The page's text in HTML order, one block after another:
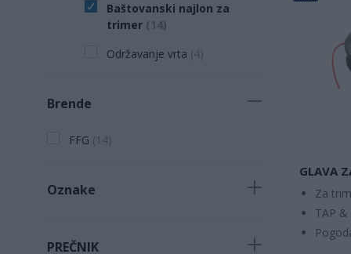
Baštovanski najlon za
trimer ( 14)
Održavanje vrta (4)
Brende
FFG ( 14)
Oznake
PREČNIK
GLAVA
Za
TAP &